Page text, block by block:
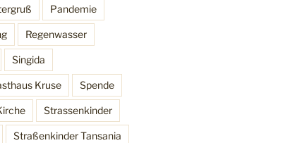
Pandemie
Regenwasser
Singida
Kruse Spende
Strassenkinder
Straßenkinder Tansania